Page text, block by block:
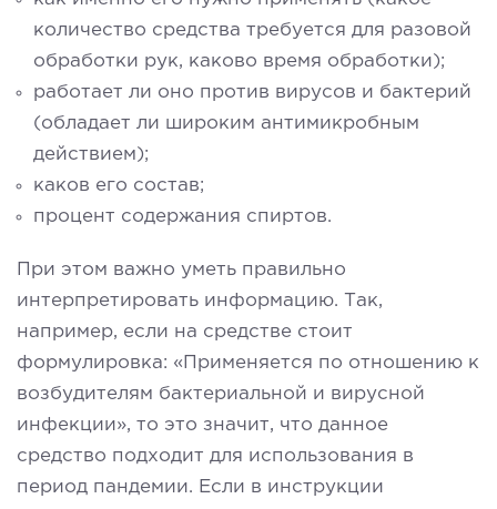
количество средства требуется для разовой
обработки рук, каково время обработки);
работает ли оно против вирусов и бактерий
(обладает ли широким антимикробным
действием);
каков его состав;
процент содержания спиртов.
При этом важно уметь правильно
интерпретировать информацию. Так,
например, если на средстве стоит
формулировка: «Применяется по отношению к
возбудителям бактериальной и вирусной
инфекции», то это значит, что данное
средство подходит для использования в
период пандемии. Если в инструкции